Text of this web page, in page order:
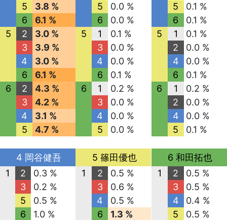
5
3.8 %
6
6.1 %
5
2
3.0 %
3
3.9 %
4
3.0 %
6
6.1 %
6
2
4.3 %
3
4.2 %
4
3.1 %
5
4.7 %
5
0.0 %
6
0.0 %
5
1
0.1 %
3
0.0 %
4
0.0 %
6
0.1 %
6
1
0.2 %
3
0.0 %
4
0.0 %
5
0.0 %
5
0.1 %
6
0.1 %
5
1
0.1 %
2
0.0 %
4
0.0 %
6
0.1 %
6
1
0.2 %
2
0.0 %
4
0.0 %
5
0.1 %
4 岡谷健吾
1
2
0.3 %
3
0.2 %
5
0.5 %
6
1.0 %
5 篠田優也
1
2
0.5 %
3
0.6 %
4
0.5 %
6
1.3 %
6 和田拓也
1
2
0.5 %
3
0.5 %
4
0.4 %
5
0.5 %